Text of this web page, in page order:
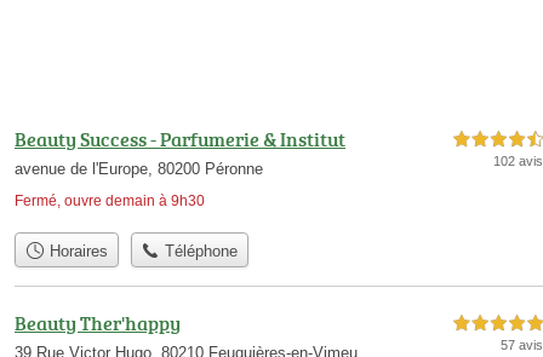
Beauty Success - Parfumerie & Institut
avenue de l'Europe, 80200 Péronne
Fermé, ouvre demain à 9h30
4,5 étoiles sur 5
102 avis
Horaires Téléphone
Beauty Ther'happy
39 Rue Victor Hugo, 80210 Feuquières-en-Vimeu
5,0 étoiles sur 5
57 avis